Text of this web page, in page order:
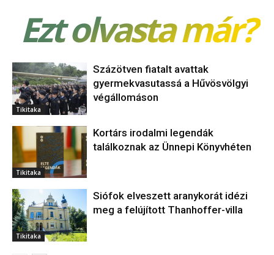
Ezt olvasta már?
Tikitaka
Százötven fiatalt avattak
gyermekvasutassá a Hűvösvölgyi
végállomáson
Tikitaka
Kortárs irodalmi legendák
találkoznak az Ünnepi Könyvhéten
Tikitaka
Siófok elveszett aranykorát idézi
meg a felújított Thanhoffer-villa